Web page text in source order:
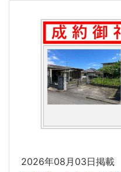
2026年08月03日掲載